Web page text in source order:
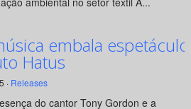
embala
Hatus
· Releases
do cantor Tony Gordon e a